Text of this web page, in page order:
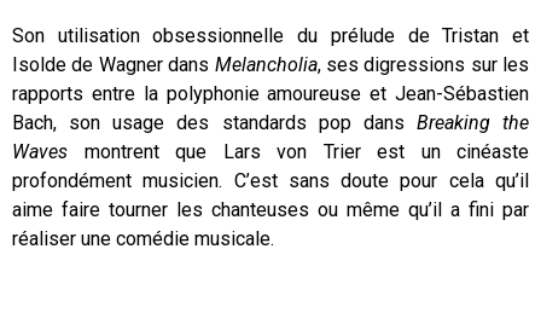
Son utilisation obsessionnelle du prélude de Tristan et
Isolde de Wagner dans Melancholia, ses digressions sur les
rapports entre la polyphonie amoureuse et Jean-Sébastien
Bach, son usage des standards pop dans Breaking the
Waves montrent que Lars von Trier est un cinéaste
profondément musicien. C’est sans doute pour cela qu’il
aime faire tourner les chanteuses ou même qu’il a fini par
réaliser une comédie musicale.